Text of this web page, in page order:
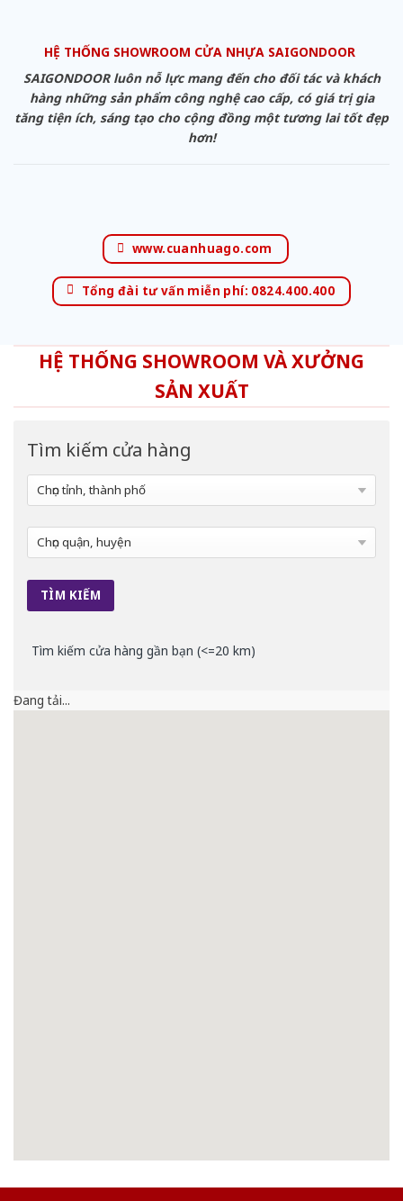
HỆ THỐNG SHOWROOM CỬA NHỰA SAIGONDOOR
SAIGONDOOR luôn nỗ lực mang đến cho đối tác và khách
hàng những sản phẩm công nghệ cao cấp, có giá trị gia
tăng tiện ích, sáng tạo cho cộng đồng một tương lai tốt đẹp
hơn!
www.cuanhuago.com
Tổng đài tư vấn miễn phí: 0824.400.400
HỆ THỐNG SHOWROOM VÀ XƯỞNG
SẢN XUẤT
Tìm kiếm cửa hàng
Tìm kiếm cửa hàng gần bạn (<=20 km)
Đang tải...